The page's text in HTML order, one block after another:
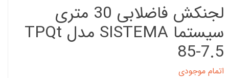
لجنکش فاضلابی 30 متری
سیستما SISTEMA مدل TPQt
85-7.5
اتمام موجودی